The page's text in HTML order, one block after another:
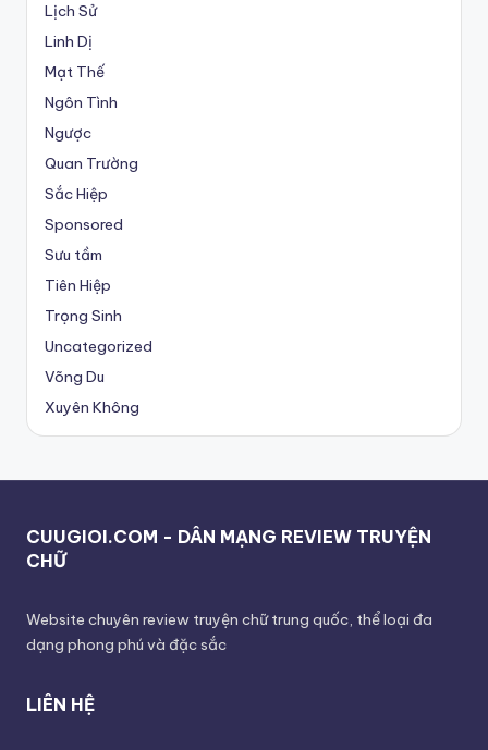
Lịch Sử
Linh Dị
Mạt Thế
Ngôn Tình
Ngược
Quan Trường
Sắc Hiệp
Sponsored
Sưu tầm
Tiên Hiệp
Trọng Sinh
Uncategorized
Võng Du
Xuyên Không
CUUGIOI.COM - DÂN MẠNG REVIEW TRUYỆN
CHỮ
Website chuyên review truyện chữ trung quốc, thể loại đa
dạng phong phú và đặc sắc
LIÊN HỆ